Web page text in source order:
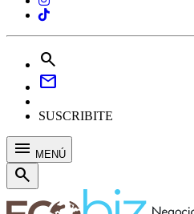
search
mail
SUSCRIBITE
menu MENÚ
search